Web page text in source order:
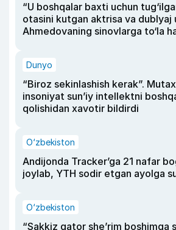
“U boshqalar baxti uchun
otasini kutgan aktrisa va dublyaj
Ahmedovaning sinovlarga to‘la
Dunyo
“Biroz sekinlashish kerak”.
insoniyat sun’iy intellektni
qolishidan xavotir bildirdi
O‘zbekiston
Andijonda Tracker’ga 21 nafar
joylab, YTH sodir etgan ayolga
O‘zbekiston
“Sakkiz qator she’rim boshimga